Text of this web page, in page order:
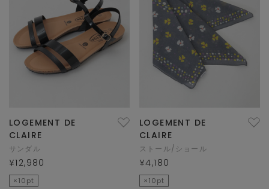
LOGEMENT DE
CLAIRE
サンダル
¥12,980
×10pt
LOGEMENT DE
CLAIRE
ストール/ショール
¥4,180
×10pt